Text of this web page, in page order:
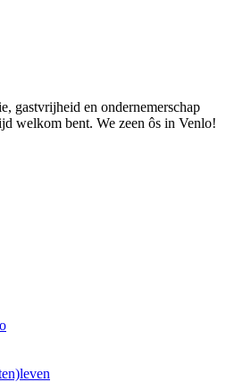
gastvrijheid en ondernemerschap
welkom bent. We zeen ôs in Venlo!